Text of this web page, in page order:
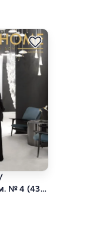
№ 4 (43)
рейтинг 0 на основе 0